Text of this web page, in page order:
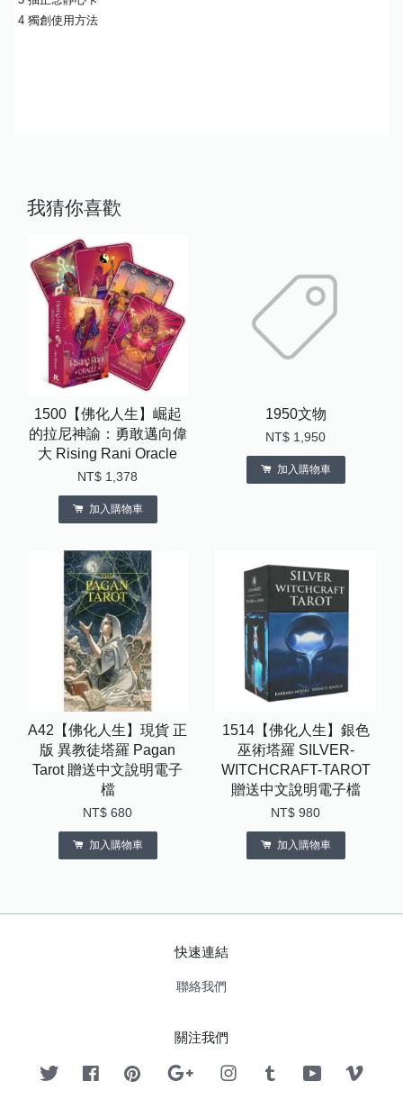
4 獨創使用方法
我猜你喜歡
1500【佛化人生】崛起
的拉尼神諭：勇敢邁向偉
大 Rising Rani Oracle
NT$ 1,378
加入購物車
1950文物
NT$ 1,950
加入購物車
A42【佛化人生】現貨 正
版 異教徒塔羅 Pagan
Tarot 贈送中文說明電子
檔
NT$ 680
加入購物車
1514【佛化人生】銀色
巫術塔羅 SILVER-
WITCHCRAFT-TAROT
贈送中文說明電子檔
NT$ 980
加入購物車
快速連結
聯絡我們
關注我們
Twitter FacebookPinterest Google InstagramTumblr YouTube